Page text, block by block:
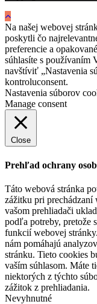
Na našej webovej
poskytli čo
preferencie a
súhlasíte s
navštíviť „Nastavenia
kontroluconsent.
Nastavenia súborov
Manage consent
Close
Prehľad ochrany
Táto webová stránka
zážitku pri
vašom prehliadači
podľa potreby, pretože
funkcií webovej
nám pomáhajú
stránku. Tieto cookies
vaším súhlasom. Máte
niektorých z týchto
zážitok z prehliadania.
Nevyhnutné